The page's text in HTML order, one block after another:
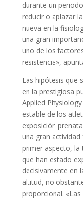
durante un
reducir o aplazar
nueva en la
una gran
uno de los
resistencia»,
Las hipótesis que
en la prestigiosa
Applied
estable de los
exposición
una gran actividad
primer aspecto, la
que han estado
decisivamente en
altitud, no
proporcional.